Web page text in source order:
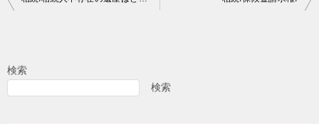
ビ
検索
検索